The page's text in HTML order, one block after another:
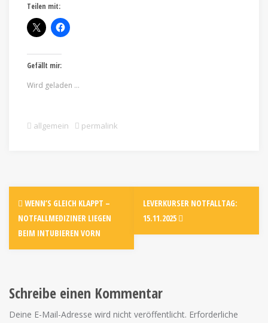
Teilen mit:
Gefällt mir:
Wird geladen …
allgemein permalink
WENN’S GLEICH KLAPPT –
NOTFALLMEDIZINER LIEGEN
BEIM INTUBIEREN VORN
LEVERKURSER NOTFALLTAG:
15.11.2025
Schreibe einen Kommentar
Deine E-Mail-Adresse wird nicht veröffentlicht. Erforderliche